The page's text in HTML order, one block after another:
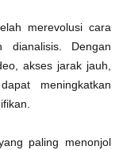
merevolusi cara
dianalisis. Dengan
akses jarak jauh,
meningkatkan
paling menonjol